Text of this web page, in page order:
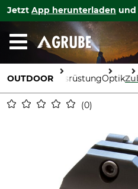
Jetzt App herunterladen und
OUTDOOR AusrüstungOptik
0